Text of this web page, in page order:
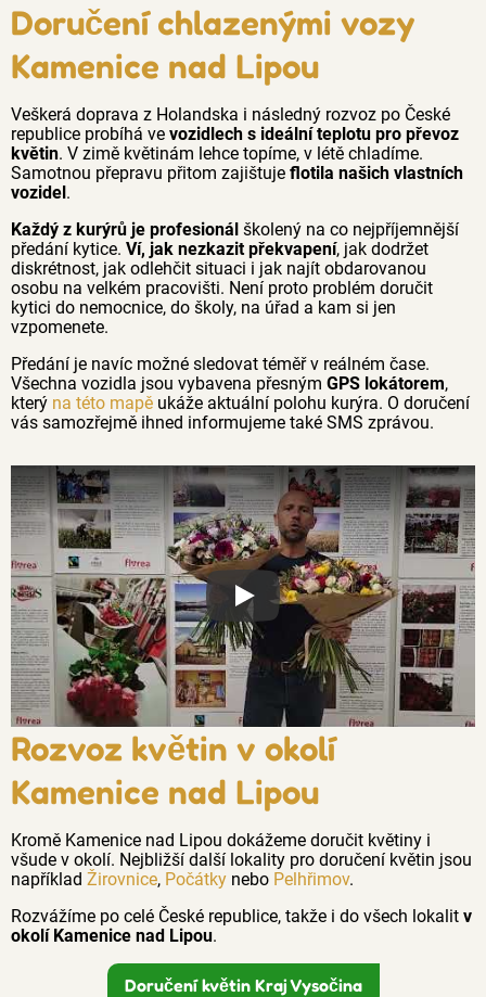
Doručení chlazenými vozy
Kamenice nad Lipou
Veškerá doprava z Holandska i následný rozvoz po České
republice probíhá ve vozidlech s ideální teplotu pro převoz
květin. V zimě květinám lehce topíme, v létě chladíme.
Samotnou přepravu přitom zajištuje flotila našich vlastních
vozidel.
Každý z kurýrů je profesionál školený na co nejpříjemnější
předání kytice. Ví, jak nezkazit překvapení, jak dodržet
diskrétnost, jak odlehčit situaci i jak najít obdarovanou
osobu na velkém pracovišti. Není proto problém doručit
kytici do nemocnice, do školy, na úřad a kam si jen
vzpomenete.
Předání je navíc možné sledovat téměř v reálném čase.
Všechna vozidla jsou vybavena přesným GPS lokátorem,
který na této mapě ukáže aktuální polohu kurýra. O doručení
vás samozřejmě ihned informujeme také SMS zprávou.
Proč jsou květiny z Florea tak
Rozvoz květin v okolí
Kamenice nad Lipou
Kromě Kamenice nad Lipou dokážeme doručit květiny i
všude v okolí. Nejbližší další lokality pro doručení květin jsou
například Žirovnice, Počátky nebo Pelhřimov.
Rozvážíme po celé České republice, takže i do všech lokalit v
okolí Kamenice nad Lipou.
Doručení květin Kraj Vysočina